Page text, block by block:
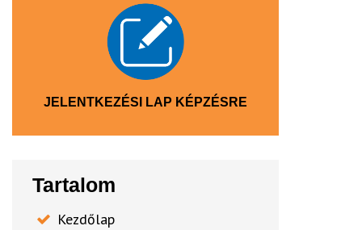
JELENTKEZÉSI LAP KÉPZÉSRE
Tartalom
Kezdőlap